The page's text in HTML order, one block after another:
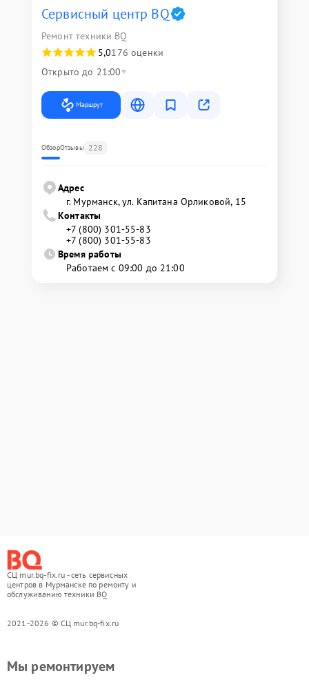
Сервисный центр BQ
Ремонт техники BQ
5,0176 оценки
Открыто до 21:00
Маршрут
ОбзорОтзывы 228
Адрес
г. Мурманск, ул. Капитана Орликовой, 15
Контакты
+7 (800) 301-55-83
+7 (800) 301-55-83
Время работы
Работаем с 09:00 до 21:00
СЦ mur.bq-fix.ru - сеть сервисных
центров в Мурманске по ремонту и
обслуживанию техники BQ
2021-2026 © СЦ mur.bq-fix.ru
Мы ремонтируем